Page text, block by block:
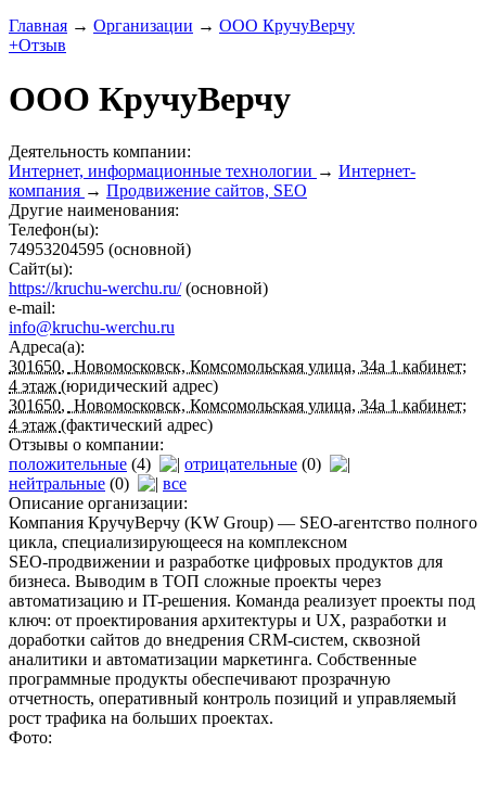
Главная → Организации → ООО КручуВерчу
+Отзыв
ООО КручуВерчу
Деятельность компании:
Интернет, информационные технологии → Интернет-
компания → Продвижение сайтов, SEO
Другие наименования:
Телефон(ы):
74953204595 (основной)
Сайт(ы):
https://kruchu-werchu.ru/(основной)
e-mail:
info@kruchu-werchu.ru
Адреса(а):
301650, Новомосковск, Комсомольская улица, 34а​ 1 кабинет;
4 этаж (юридический адрес)
301650, Новомосковск, Комсомольская улица, 34а​ 1 кабинет;
4 этаж (фактический адрес)
Отзывы о компании:
положительные (4) отрицательные (0)
нейтральные (0)
все
Описание организации:
Компания КручуВерчу (KW Group) — SEO-агентство полного
цикла, специализирующееся на комплексном
SEO‑продвижении и разработке цифровых продуктов для
бизнеса. Выводим в ТОП сложные проекты через
автоматизацию и IT-решения. Команда реализует проекты под
ключ: от проектирования архитектуры и UX, разработки и
доработки сайтов до внедрения CRM‑систем, сквозной
аналитики и автоматизации маркетинга. Собственные
программные продукты обеспечивают прозрачную
отчетность, оперативный контроль позиций и управляемый
рост трафика на больших проектах.
Фото: